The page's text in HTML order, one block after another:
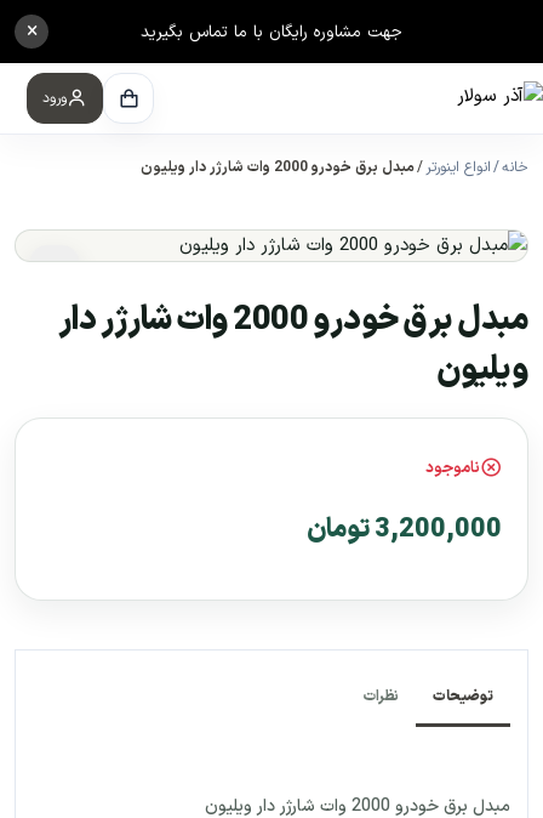
جهت مشاوره رایگان با ما تماس بگیرید ×
ورود
خانه انواع اینورتر مبدل برق خودرو 2000 وات شارژر دار ویلیون
مبدل برق خودرو 2000 وات شارژر دار
ویلیون
ناموجود
3,200,000 تومان
توضیحات نظرات
مبدل برق خودرو 2000 وات شارژر دار ویلیون